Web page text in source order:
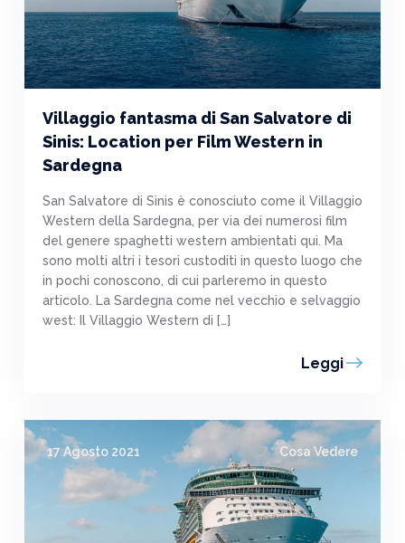
Villaggio fantasma di San Salvatore di
Sinis: Location per Film Western in
Sardegna
San Salvatore di Sinis è conosciuto come il Villaggio
Western della Sardegna, per via dei numerosi film
del genere spaghetti western ambientati qui. Ma
sono molti altri i tesori custoditi in questo luogo che
in pochi conoscono, di cui parleremo in questo
articolo. La Sardegna come nel vecchio e selvaggio
west: Il Villaggio Western di […]
Leggi
17 Agosto 2021 Cosa Vedere